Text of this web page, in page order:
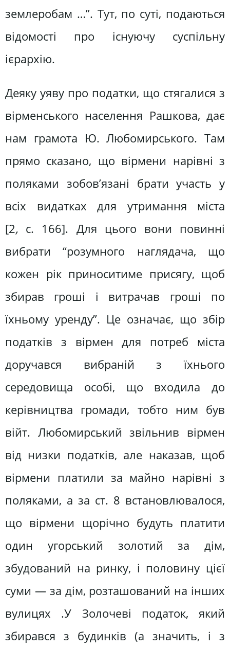
землеробам …”. Тут, по суті, подаються
відомості про існуючу суспільну
ієрархію.
Деяку уяву про податки, що стягалися з
вірменського населення Рашкова, дає
нам грамота Ю. Любомирського. Там
прямо сказано, що вірмени нарівні з
поляками зобов’язані брати участь у
всіх видатках для утримання міста
[2, с. 166]. Для цього вони повинні
вибрати “розумного наглядача, що
кожен рік приноситиме присягу, щоб
збирав гроші і витрачав гроші по
їхньому уренду”. Це означає, що збір
податків з вірмен для потреб міста
доручався вибраній з їхнього
середовища особі, що входила до
керівництва громади, тобто ним був
війт. Любомирський звільнив вірмен
від низки податків, але наказав, щоб
вірмени платили за майно нарівні з
поляками, а за ст. 8 встановлювалося,
що вірмени щорічно будуть платити
один угорський золотий за дім,
збудований на ринку, і половину цієї
суми ― за дім, розташований на інших
вулицях .У Золочеві податок, який
збирався з будинків (а значить, і з